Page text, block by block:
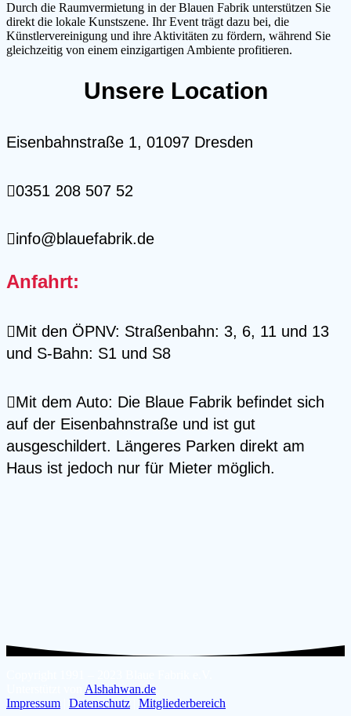
Durch die Raumvermietung in der Blauen Fabrik unterstützen Sie
direkt die lokale Kunstszene. Ihr Event trägt dazu bei, die
Künstlervereinigung und ihre Aktivitäten zu fördern, während Sie
gleichzeitig von einem einzigartigen Ambiente profitieren.
Unsere Location
Eisenbahnstraße 1, 01097 Dresden
0351 208 507 52
info@blauefabrik.de
Anfahrt:
Mit den ÖPNV: Straßenbahn: 3, 6, 11 und 13
und S-Bahn: S1 und S8
Mit dem Auto: Die Blaue Fabrik befindet sich
auf der Eisenbahnstraße und ist gut
ausgeschildert. Längeres Parken direkt am
Haus ist jedoch nur für Mieter möglich.
Alshahwan.de
Impressum
Datenschutz Mitgliederbereich